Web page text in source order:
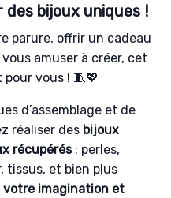
bijoux uniques !
parure, offrir un cadeau
amuser à créer, cet
vous ! 🧵💖
d’assemblage et de
réaliser des bijoux
récupérés: perles,
tissus, et bien plus
votre imagination et